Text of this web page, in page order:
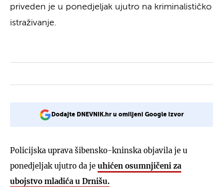
priveden je u ponedjeljak ujutro na kriminalističko
istraživanje.
Dodajte DNEVNIK.hr u omiljeni Google izvor
Policijska uprava šibensko-kninska objavila je u
ponedjeljak ujutro da je uhićen osumnjičeni za
ubojstvo mladića u Drnišu.